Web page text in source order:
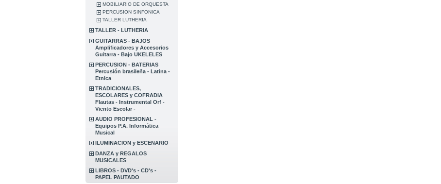
MOBILIARIO DE ORQUESTA
PERCUSION SINFONICA
TALLER LUTHERIA
TALLER - LUTHERIA
GUITARRAS - BAJOS
Amplificadores y Accesorios
Guitarra - Bajo UKELELES
PERCUSION - BATERIAS
Percusión brasileña - Latina -
Etnica
TRADICIONALES,
ESCOLARES y COFRADIA
Flautas - Instrumental Orf -
Viento Escolar -
AUDIO PROFESIONAL -
Equipos P.A. Informática
Musical
ILUMINACION y ESCENARIO
DANZA y REGALOS
MUSICALES
LIBROS - DVD's - CD's -
PAPEL PAUTADO